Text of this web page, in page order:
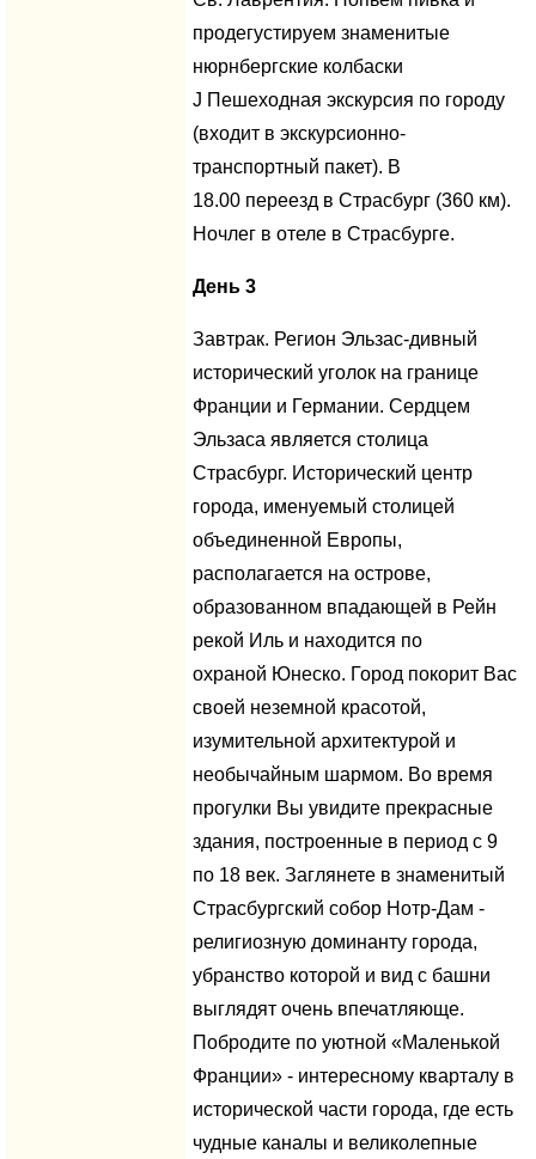
продегустируем знаменитые
нюрнбергские колбаски
J Пешеходная экскурсия по городу
(входит в экскурсионно-
транспортный пакет). В
18.00 переезд в Страсбург (360 км).
Ночлег в отеле в Страсбурге.
День 3
Завтрак. Регион Эльзас-дивный
исторический уголок на границе
Франции и Германии. Сердцем
Эльзаса является столица
Страсбург. Исторический центр
города, именуемый столицей
объединенной Европы,
располагается на острове,
образованном впадающей в Рейн
рекой Иль и находится по
охраной Юнеско. Город покорит Вас
своей неземной красотой,
изумительной архитектурой и
необычайным шармом. Во время
прогулки Вы увидите прекрасные
здания, построенные в период с 9
по 18 век. Заглянете в знаменитый
Страсбургский собор Нотр-Дам -
религиозную доминанту города,
убранство которой и вид с башни
выглядят очень впечатляюще.
Побродите по уютной «Маленькой
Франции» - интересному кварталу в
исторической части города, где есть
чудные каналы и великолепные